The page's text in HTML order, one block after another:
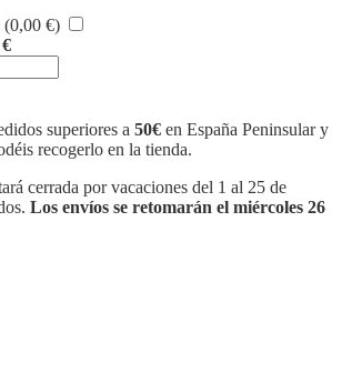
(0,00 €)
€
superiores a 50€ en España Peninsular y
recogerlo en la tienda.
cerrada por vacaciones del 1 al 25 de
Los envíos se retomarán el miércoles 26